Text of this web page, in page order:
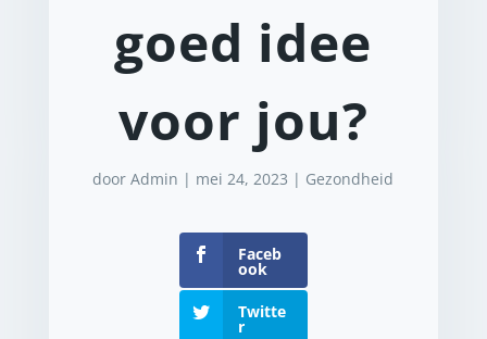
goed idee
voor jou?
doorAdmin | mei 24, 2023 | Gezondheid
Faceb
ook
Twitte
r